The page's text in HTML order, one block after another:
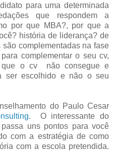
para uma determinada
que respondem a
por que MBA?, por que a
história de liderança? de
complementadas na fase
complementar o seu cv,
que o cv não consegue e
ser escolhido e não o seu
do Paulo Cesar
. O interessante do
uns pontos para você
com a estratégia de como
com a escola pretendida.